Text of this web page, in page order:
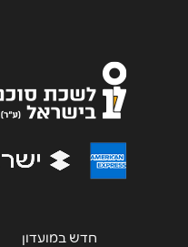
נושא
אנא חזרו אלי בקשר ל...
הודעה*
חדש במועדון